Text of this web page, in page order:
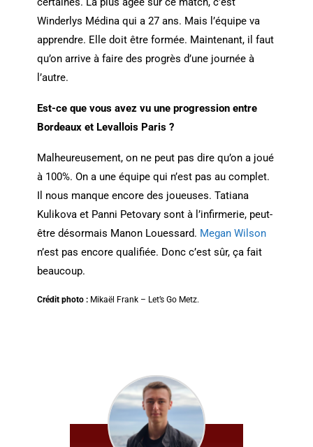
Winderlys Médina qui a 27 ans. Mais l’équipe va
apprendre. Elle doit être formée. Maintenant, il faut
qu’on arrive à faire des progrès d’une journée à
l’autre.
Est-ce que vous avez vu une progression entre
Bordeaux et Levallois Paris ?
Malheureusement, on ne peut pas dire qu’on a joué
à 100%. On a une équipe qui n’est pas au complet.
Il nous manque encore des joueuses. Tatiana
Kulikova et Panni Petovary sont à l’infirmerie, peut-
être désormais Manon Louessard. Megan Wilson
n’est pas encore qualifiée. Donc c’est sûr, ça fait
beaucoup.
Crédit photo :Mikaël Frank – Let’s Go Metz.